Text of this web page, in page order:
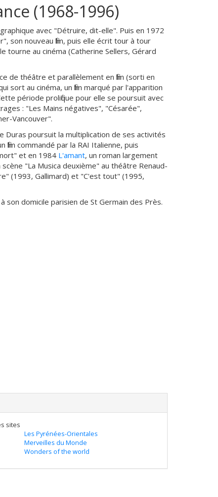
(1968-1996)
avec "Détruire, dit-elle". Puis en 1972
son nouveau film, puis elle écrit tour à tour
tourne au cinéma (Catherine Sellers, Gérard
de théâtre et parallèlement en film (sorti en
sort au cinéma, un film marqué par l'apparition
période prolifique pour elle se poursuit avec
: "Les Mains négatives", "Césarée",
Vancouver".
poursuit la multiplication de ses activités
commandé par la RAI Italienne, puis
et en 1984 L'amant, un roman largement
"La Musica deuxième" au théâtre Renaud-
(1993, Gallimard) et "C'est tout" (1995,
domicile parisien de St Germain des Près.
sites
Les Pyrénées-Orientales
Merveilles du Monde
Wonders of the world